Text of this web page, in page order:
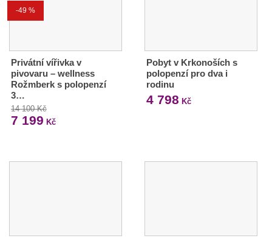
-49 %
Privátní vířivka v
pivovaru – wellness
Rožmberk s polopenzí
3…
14 100 Kč
7 199 Kč
Pobyt v Krkonoších s
polopenzí pro dva i
rodinu
4 798 Kč